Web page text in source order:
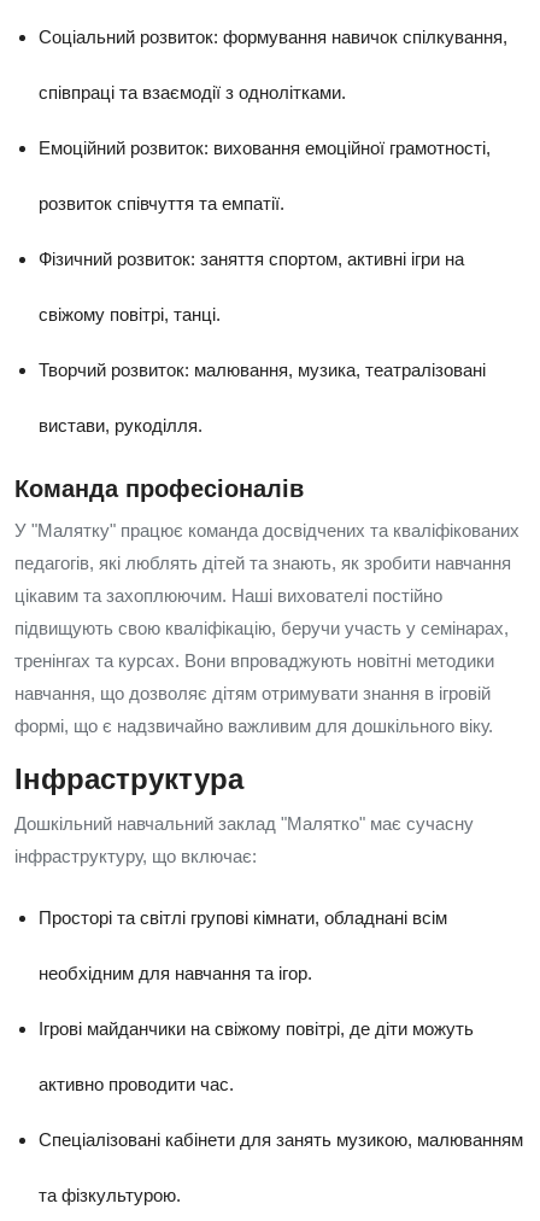
Соціальний розвиток: формування навичок спілкування,
співпраці та взаємодії з однолітками.
Емоційний розвиток: виховання емоційної грамотності,
розвиток співчуття та емпатії.
Фізичний розвиток: заняття спортом, активні ігри на
свіжому повітрі, танці.
Творчий розвиток: малювання, музика, театралізовані
вистави, рукоділля.
Команда професіоналів
У "Малятку" працює команда досвідчених та кваліфікованих
педагогів, які люблять дітей та знають, як зробити навчання
цікавим та захоплюючим. Наші вихователі постійно
підвищують свою кваліфікацію, беручи участь у семінарах,
тренінгах та курсах. Вони впроваджують новітні методики
навчання, що дозволяє дітям отримувати знання в ігровій
формі, що є надзвичайно важливим для дошкільного віку.
Інфраструктура
Дошкільний навчальний заклад "Малятко" має сучасну
інфраструктуру, що включає:
Просторі та світлі групові кімнати, обладнані всім
необхідним для навчання та ігор.
Ігрові майданчики на свіжому повітрі, де діти можуть
активно проводити час.
Спеціалізовані кабінети для занять музикою, малюванням
та фізкультурою.